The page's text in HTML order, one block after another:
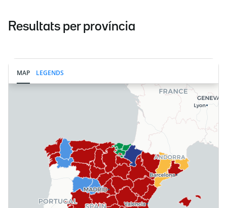
Resultats per província